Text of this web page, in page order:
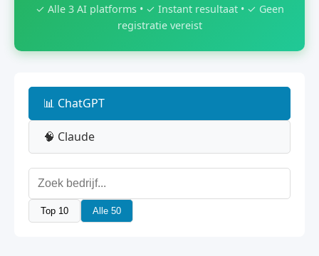
✓ Alle 3 AI platforms • ✓ Instant resultaat • ✓ Geen
registratie vereist
📊 ChatGPT
🧠 Claude
Top 10 Alle 50